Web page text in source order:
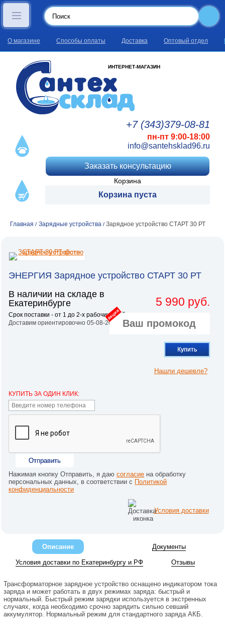
О магазине Способы оплаты Доставка Оптовый отдел
ИНТЕРНЕТ-МАГАЗИН
+7 (343)379-08-81
пн-пт 9:00-18:00
info@santehsklad96.ru
Заказать консультацию
Корзина
Корзина пуста
Главная / Зарядные устройства / Зарядное устройство СТАРТ 30 РТ
ЭНЕРГИЯ Зарядное устройство СТАРТ 30 РТ
В наличии на складе в
Екатеринбурге
Срок поставки - от 1 до 2-х рабочих дней.
Доставим ориентировочно 05-08-2026
5 990 руб.
акция
Купить
Нашли дешевле?
КУПИТЬ ЗА ОДИН КЛИК:
Отправить
Нажимая кнопку Отправить, я даюсогласие на обработку
персональных данных, в соответствии с Политикой
конфиденциальности
Условия доставки
Описание Документы
Условия доставки по Екатеринбургу и РФ Отзывы
Трансформаторное зарядное устройство оснащено индикатором тока
заряда и может работать в двух режимах заряда: быстрый и
нормальный. Быстрый режим зарядки используется в экстренных
случаях, когда необходимо срочно зарядить сильно севший
аккумулятор. Нормальный режим для стандартного заряда АКБ.